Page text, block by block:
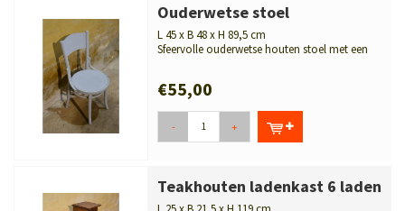
Ouderwetse stoel
L 45 x B 48 x H 89,5 cm
Sfeervolle ouderwetse houten stoel met een
€55,00
- +
Teakhouten ladenkast 6 laden